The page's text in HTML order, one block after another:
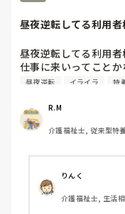
昼夜逆転してる利用
昼夜逆転してる利用
仕事に来いってこと
の！イライラする。
昼夜逆転 イライラ 特
R.M
介護福祉士, 従来型特
りんく
介護福祉士, 生活